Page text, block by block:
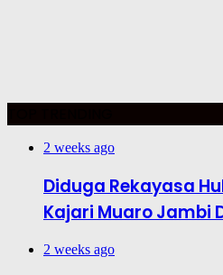
2 weeks ago
Diduga Rekayasa
Kajari Muaro Jambi
2 weeks ago